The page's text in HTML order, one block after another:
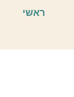
ראשי